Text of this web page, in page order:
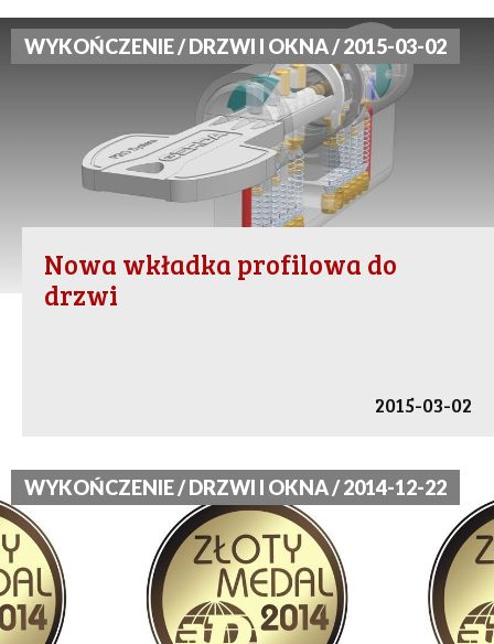
WYKOŃCZENIE / DRZWI I OKNA / 2015-03-02
Nowa wkładka profilowa do
drzwi
2015-03-02
WYKOŃCZENIE / DRZWI I OKNA / 2014-12-22